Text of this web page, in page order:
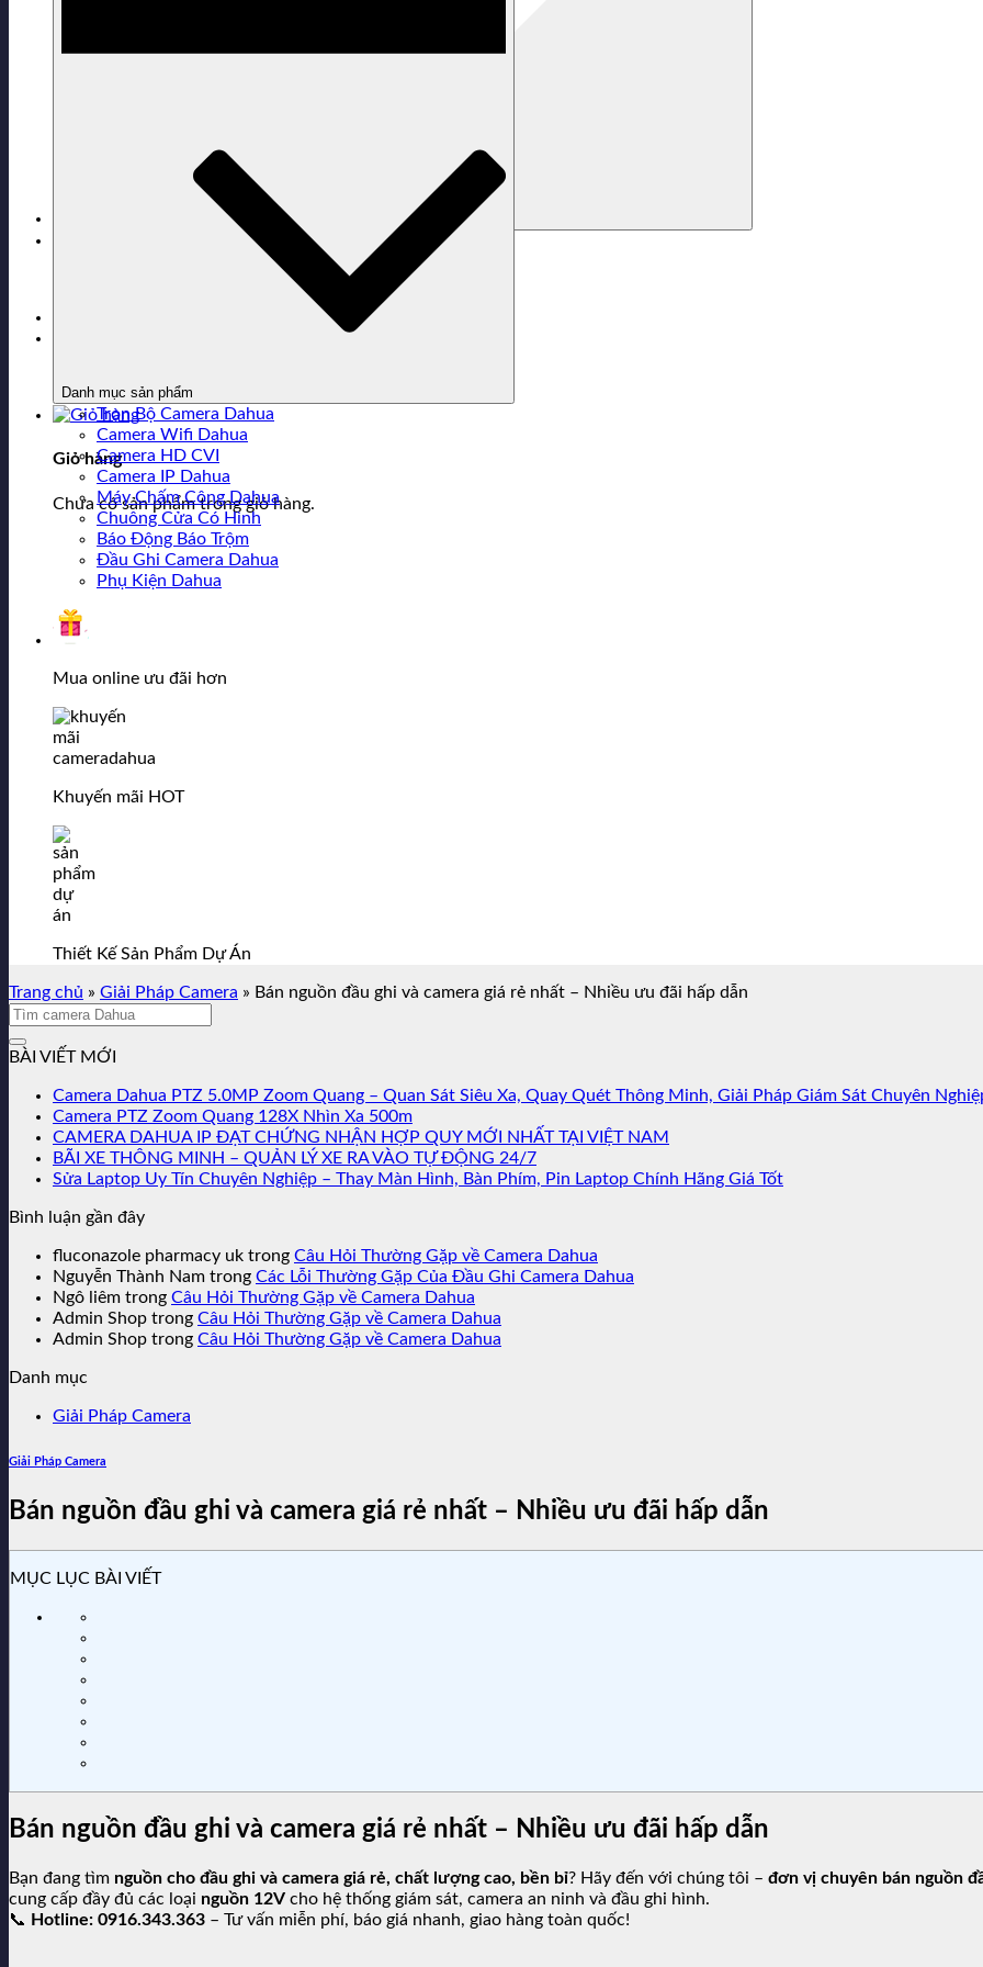
Giỏ hàng
Chưa có sản phẩm trong giỏ hàng.
Danh mục sản phẩm
Trọn Bộ Camera Dahua
Camera Wifi Dahua
Camera HD CVI
Camera IP Dahua
Máy Chấm Công Dahua
Chuông Cửa Có Hình
Báo Động Báo Trộm
Đầu Ghi Camera Dahua
Phụ Kiện Dahua
Mua online ưu đãi hơn
Khuyến mãi HOT
Thiết Kế Sản Phẩm Dự Án
Trang chủ » Giải Pháp Camera » Bán nguồn đầu ghi và camera giá rẻ nhất – Nhiều ưu đãi hấp dẫn
BÀI VIẾT MỚI
Camera Dahua PTZ 5.0MP Zoom Quang – Quan Sát Siêu Xa, Quay Quét Thông Minh, Giải Pháp Giám Sát Chuyên
Camera PTZ Zoom Quang 128X Nhìn Xa 500m
CAMERA DAHUA IP ĐẠT CHỨNG NHẬN HỢP QUY MỚI NHẤT TẠI VIỆT NAM
BÃI XE THÔNG MINH – QUẢN LÝ XE RA VÀO TỰ ĐỘNG 24/7
Sửa Laptop Uy Tín Chuyên Nghiệp – Thay Màn Hình, Bàn Phím, Pin Laptop Chính Hãng Giá Tốt
Bình luận gần đây
fluconazole pharmacy uk trong Câu Hỏi Thường Gặp về Camera Dahua
Nguyễn Thành Nam trong Các Lỗi Thường Gặp Của Đầu Ghi Camera Dahua
Ngô liêm trong Câu Hỏi Thường Gặp về Camera Dahua
Admin Shop trong Câu Hỏi Thường Gặp về Camera Dahua
Admin Shop trong Câu Hỏi Thường Gặp về Camera Dahua
Danh mục
Giải Pháp Camera
Giải Pháp Camera
Bán nguồn đầu ghi và camera giá rẻ nhất – Nhiều ưu đãi hấp dẫn
MỤC LỤC BÀI VIẾT
Bán nguồn đầu ghi và camera giá rẻ nhất – Nhiều ưu đãi hấp dẫn
Bạn đang tìm nguồn cho đầu ghi và camera giá rẻ, chất lượng cao, bền bỉ? Hãy đến với chúng tôi – đơn vị chuyên bán nguồn
cung cấp đầy đủ các loại nguồn 12V cho hệ thống giám sát, camera an ninh và đầu ghi hình.
📞 Hotline: 0916.343.363 – Tư vấn miễn phí, báo giá nhanh, giao hàng toàn quốc!